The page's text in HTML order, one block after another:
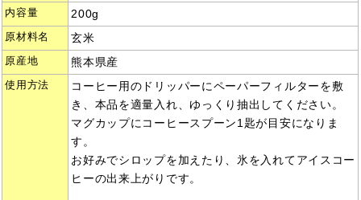
内容量 200g
原材料名 玄米
原産地 熊本県産
使用方法
コーヒー用のドリッパーにペーパーフィルターを敷
き、本品を適量入れ、ゆっくり抽出してください。
マグカップにコーヒースプーン1匙が目安になりま
す。
お好みでシロップを加えたり、氷を入れてアイスコー
ヒーの出来上がりです。